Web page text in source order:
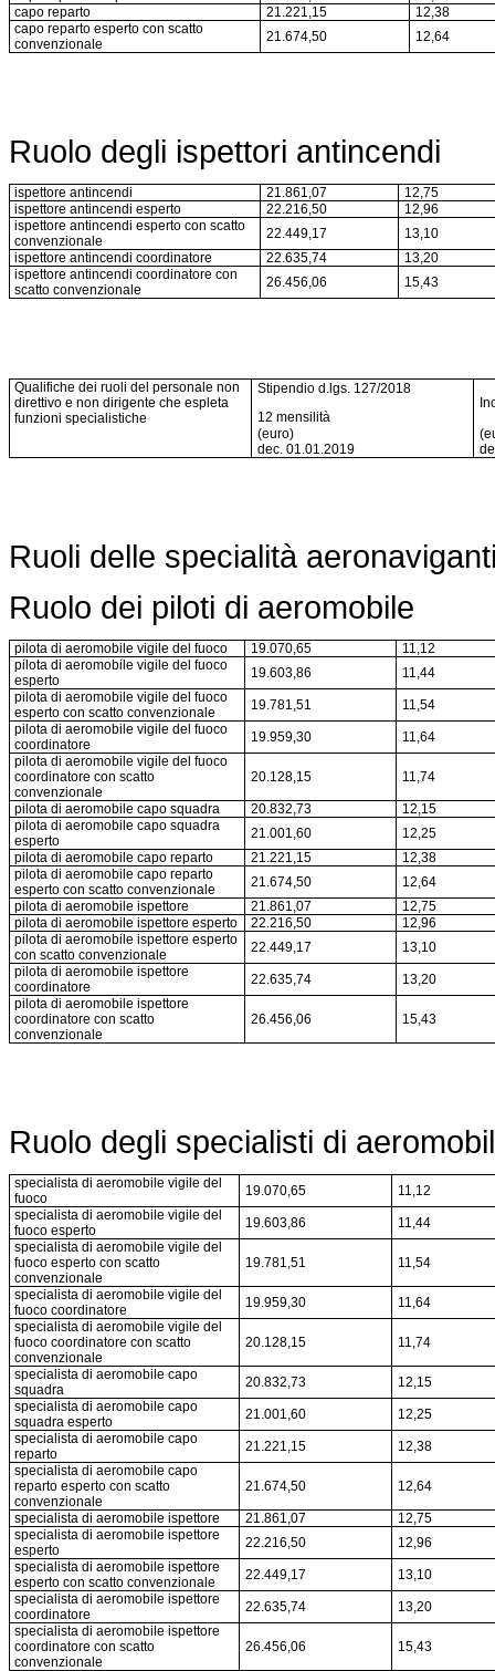
capo reparto
21.221,15
12,38
capo reparto esperto con scatto
convenzionale
21.674,50 12,64
Ruolo degli ispettori antincendi
ispettore antincendi 21.861,07
12,75
ispettore antincendi esperto
22.216,50
12,96
ispettore antincendi esperto con scatto
convenzionale
22.449,17
13,10
ispettore antincendi coordinatore
22.635,74
13,20
ispettore antincendi coordinatore con
scatto convenzionale
26.456,06 15,43
Qualifiche dei ruoli del personale non
direttivo e non dirigente che espleta
funzioni specialistiche
Stipendio d.lgs. 127/2018
12 mensilità
(euro)
dec. 01.01.2019
Ruoli delle specialità
Ruolo dei piloti di aeromobile
pilota di aeromobile vigile del fuoco 19.070,65
11,12
pilota di aeromobile vigile del fuoco
esperto
19.603,86
11,44
pilota di aeromobile vigile del fuoco
esperto con scatto convenzionale
19.781,51
11,54
pilota di aeromobile vigile del fuoco
coordinatore
19.959,30
11,64
pilota di aeromobile vigile del fuoco
coordinatore con scatto
convenzionale
20.128,15 11,74
pilota di aeromobile capo squadra 20.832,73
12,15
pilota di aeromobile capo squadra
esperto
21.001,60
12,25
pilota di aeromobile capo reparto
21.221,15
12,38
pilota di aeromobile capo reparto
esperto con scatto convenzionale
21.674,50
12,64
pilota di aeromobile ispettore
21.861,07
12,75
pilota di aeromobile ispettore esperto
22.216,50
12,96
pilota di aeromobile ispettore esperto
con scatto convenzionale
22.449,17
13,10
pilota di aeromobile ispettore
coordinatore
22.635,74
13,20
pilota di aeromobile ispettore
coordinatore con scatto
convenzionale
26.456,06 15,43
Ruolo degli specialisti di
specialista di aeromobile vigile del
fuoco
19.070,65
11,12
specialista di aeromobile vigile del
fuoco esperto
19.603,86
11,44
specialista di aeromobile vigile del
fuoco esperto con scatto
convenzionale
19.781,51 11,54
specialista di aeromobile vigile del
fuoco coordinatore
19.959,30
11,64
specialista di aeromobile vigile del
fuoco coordinatore con scatto
convenzionale
20.128,15 11,74
specialista di aeromobile capo
squadra
20.832,73
12,15
specialista di aeromobile capo
squadra esperto
21.001,60
12,25
specialista di aeromobile capo
reparto
21.221,15
12,38
specialista di aeromobile capo
reparto esperto con scatto
convenzionale
21.674,50 12,64
specialista di aeromobile ispettore 21.861,07
12,75
specialista di aeromobile ispettore
esperto
22.216,50
12,96
specialista di aeromobile ispettore
esperto con scatto convenzionale
22.449,17
13,10
specialista di aeromobile ispettore
coordinatore
22.635,74
13,20
specialista di aeromobile ispettore
coordinatore con scatto
convenzionale
26.456,06 15,43